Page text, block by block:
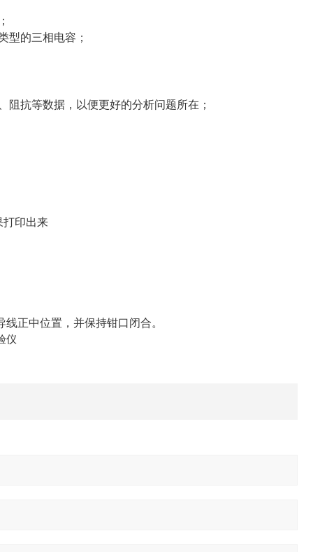
型的三相电容；
抗等数据，以便更好的分析问题所在；
打印出来
正中位置，并保持钳口闭合。